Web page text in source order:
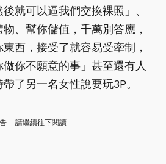
就可以逼我們交換裸照」、
物、幫你儲值，千萬別答應，
西，接受了就容易受牽制，
你不願意的事」甚至還有人
了另一名女性說要玩3P。
- 請繼續往下閱讀